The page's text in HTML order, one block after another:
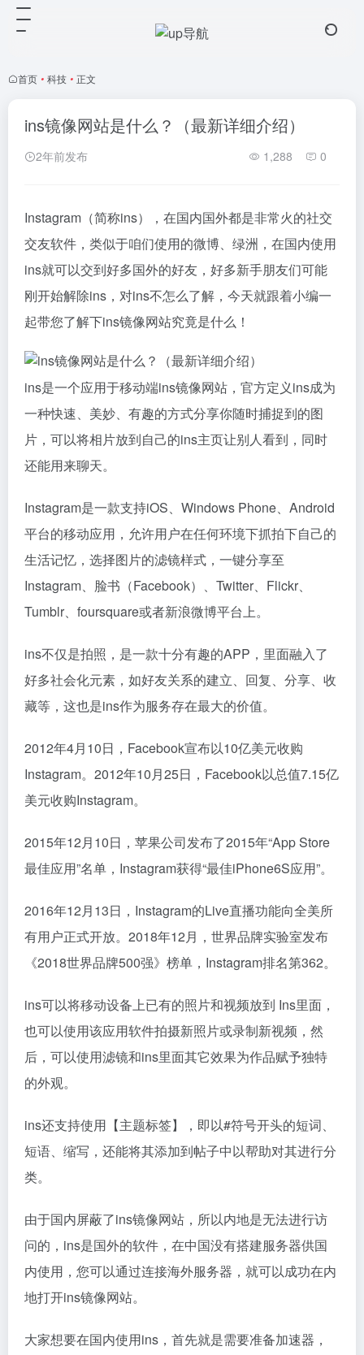
首页 • 科技 • 正文
ins镜像网站是什么？（最新详细介绍）
2年前发布 1,288 0
Instagram（简称ins），在国内国外都是非常火的社交
交友软件，类似于咱们使用的微博、绿洲，在国内使用
ins就可以交到好多国外的好友，好多新手朋友们可能
刚开始解除ins，对ins不怎么了解，今天就跟着小编一
起带您了解下ins镜像网站究竟是什么！
ins是一个应用于移动端ins镜像网站，官方定义ins成为
一种快速、美妙、有趣的方式分享你随时捕捉到的图
片，可以将相片放到自己的ins主页让别人看到，同时
还能用来聊天。
Instagram是一款支持iOS、Windows Phone、Android
平台的移动应用，允许用户在任何环境下抓拍下自己的
生活记忆，选择图片的滤镜样式，一键分享至
Instagram、脸书（Facebook）、Twitter、Flickr、
Tumblr、foursquare或者新浪微博平台上。
ins不仅是拍照，是一款十分有趣的APP，里面融入了
好多社会化元素，如好友关系的建立、回复、分享、收
藏等，这也是ins作为服务存在最大的价值。
2012年4月10日，Facebook宣布以10亿美元收购
Instagram。2012年10月25日，Facebook以总值7.15亿
美元收购Instagram。
2015年12月10日，苹果公司发布了2015年“App Store
最佳应用”名单，Instagram获得“最佳iPhone6S应用”。
2016年12月13日，Instagram的Live直播功能向全美所
有用户正式开放。2018年12月，世界品牌实验室发布
《2018世界品牌500强》榜单，Instagram排名第362。
ins可以将移动设备上已有的照片和视频放到 Ins里面，
也可以使用该应用软件拍摄新照片或录制新视频，然
后，可以使用滤镜和ins里面其它效果为作品赋予独特
的外观。
ins还支持使用【主题标签】，即以#符号开头的短词、
短语、缩写，还能将其添加到帖子中以帮助对其进行分
类。
由于国内屏蔽了ins镜像网站，所以内地是无法进行访
问的，ins是国外的软件，在中国没有搭建服务器供国
内使用，您可以通过连接海外服务器，就可以成功在内
地打开ins镜像网站。
大家想要在国内使用ins，首先就是需要准备加速器，